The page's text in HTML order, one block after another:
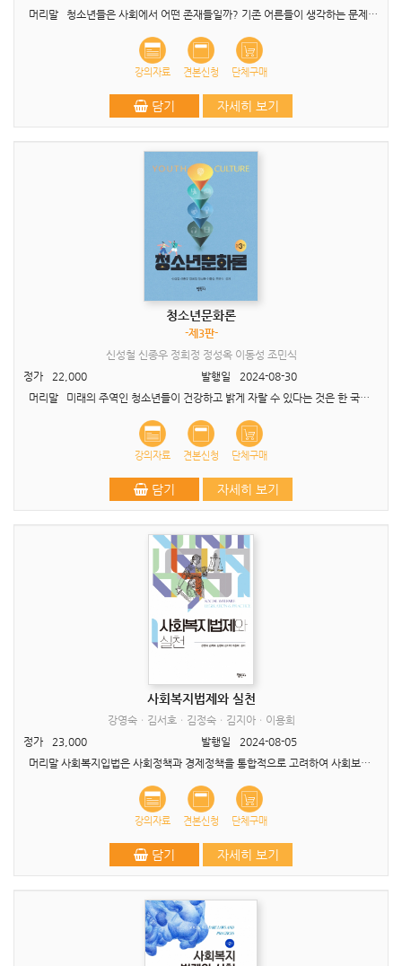
머리말 청소년들은 사회에서 어떤 존재들일까? 기존 어른들이 생각하는 문제아 정도로 치부할 수 있는 존재일까? 초판과 개정판 그리고 3판을 거치면서 필자들이 지속적으로 던졌던 질..
강의자료 견본신청 단체구매
담기 자세히 보기
청소년문화론
-제3판-
신성철 신종우 정희정 정성옥 이동성 조민식
정가
22,000 발행일
2024-08-30
머리말 미래의 주역인 청소년들이 건강하고 밝게 자랄 수 있다는 것은 한 국가의 미래가 밝다는 것을 의미하며 사회가 건강하다는 것을 의미한다. 따라서 기성세대가 청소년들을 바로 ..
강의자료 견본신청 단체구매
담기 자세히 보기
사회복지법제와 실천
강영숙ㆍ김서호ㆍ김정숙ㆍ김지아ㆍ이용희
정가
23,000 발행일
2024-08-05
머리말 사회복지입법은 사회정책과 경제정책을 통합적으로 고려하여 사회보장제도를 확대해 나가는 데 있어 중요한 수단이 되고 있다. 또한 사회복지법제와 실천 과목은 사회복지실천 현장에서 실..
강의자료 견본신청 단체구매
담기 자세히 보기